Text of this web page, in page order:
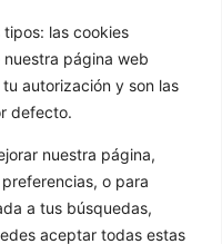
las cookies
página web
autorización y son las
defecto.
nuestra página,
o para
a tus búsquedas,
aceptar todas estas